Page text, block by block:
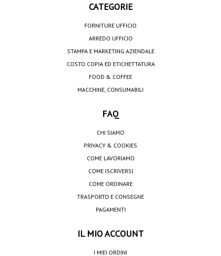
CATEGORIE
FORNITURE UFFICIO
ARREDO UFFICIO
STAMPA E MARKETING AZIENDALE
COSTO COPIA ED ETICHETTATURA
FOOD & COFFEE
MACCHINE, CONSUMABILI
FAQ
CHI SIAMO
PRIVACY & COOKIES
COME LAVORIAMO
COME ISCRIVERSI
COME ORDINARE
TRASPORTO E CONSEGNE
PAGAMENTI
IL MIO ACCOUNT
I MIEI ORDINI